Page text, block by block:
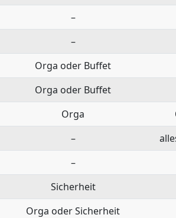
–
–
Orga oder Buffet
Orga oder Buffet
Orga
–
–
Sicherheit
Orga oder Sicherheit